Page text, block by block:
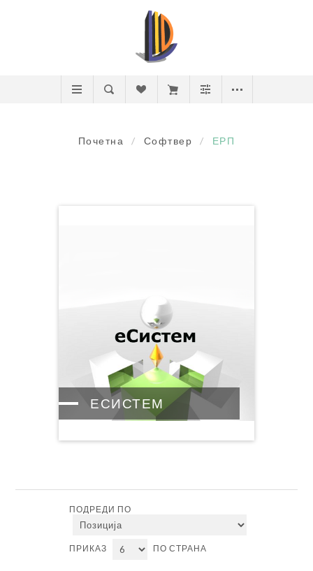
Почетна / Софтвер / ЕРП
ЕСИСТЕМ
ПОДРЕДИ ПО
ПРИКАЗ ПО СТРАНА